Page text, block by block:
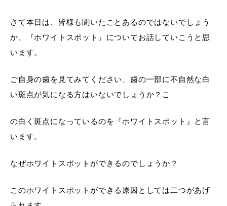
さて本日は、皆様も聞いたことあるのではないでしょう
か、『ホワイトスポット』についてお話していこうと思
います。
ご自身の歯を見てみてください、歯の一部に不自然な白
い斑点が気になる方はいないでしょうか？こ
の白く斑点になっているのを『ホワイトスポット』と言
います。
なぜホワイトスポットができるのでしょうか？
このホワイトスポットができる原因としては二つがあげ